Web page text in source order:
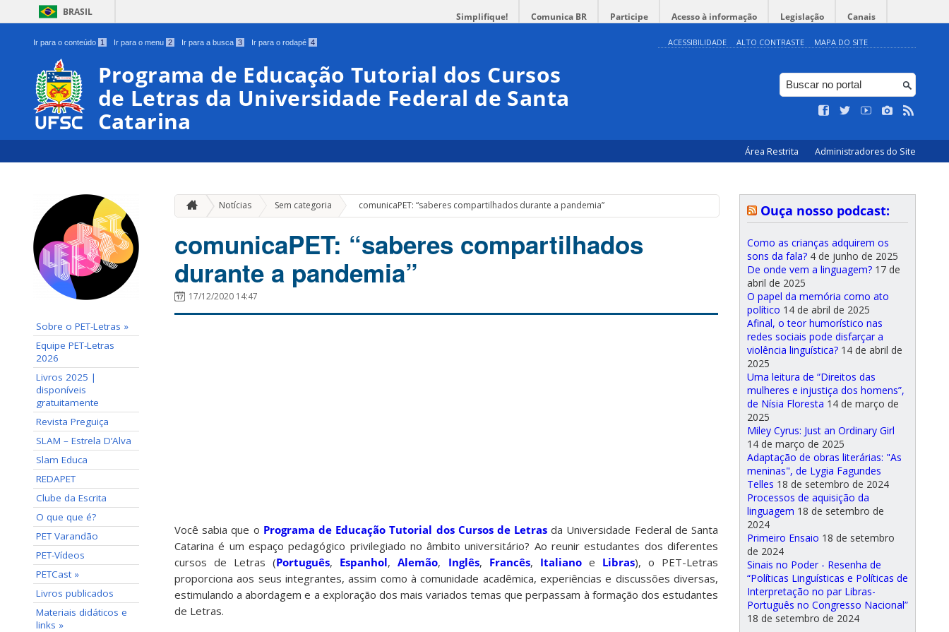
BRASIL Simplifique! Comunica BR Participe Acesso à informação Legislação Canais
Ir para o conteúdo 1 Ir para o menu 2 Ir para a busca 3 Ir para o rodapé 4 ACESSIBILIDADE ALTO CONTRASTE MAPA DO SITE
Programa de Educação Tutorial dos Cursos
de Letras da Universidade Federal de Santa
Catarina
Área Restrita Administradores do Site
Sobre o PET-Letras »
Equipe PET-Letras
2026
Livros 2025 |
disponíveis
gratuitamente
Revista Preguiça
SLAM – Estrela D’Alva
Slam Educa
REDAPET
Clube da Escrita
O que que é?
PET Varandão
PET-Vídeos
PETCast »
Livros publicados
Materiais didáticos e
links »
Notícias Sem categoria » comunicaPET: “saberes compartilhados durante a pandemia”
comunicaPET: “saberes compartilhados
durante a pandemia”
17/12/2020 14:47
Você sabia que o Programa de Educação Tutorial dos Cursos de Letras da Universidade Federal de Santa
Catarina é um espaço pedagógico privilegiado no âmbito universitário? Ao reunir estudantes dos diferentes
cursos de Letras (Português, Espanhol,Alemão, Inglês, Francês, Italianoe Libras), o PET-Letras
proporciona aos seus integrantes, assim como à comunidade acadêmica, experiências e discussões diversas,
estimulando a abordagem e a exploração dos mais variados temas que perpassam à formação dos estudantes
de Letras.
Ouça nosso podcast:
Como as crianças adquirem os
sons da fala? 4 de junho de 2025
De onde vem a linguagem? 17 de
abril de 2025
O papel da memória como ato
político 14 de abril de 2025
Afinal, o teor humorístico nas
redes sociais pode disfarçar a
violência linguística? 14 de abril de
2025
Uma leitura de “Direitos das
mulheres e injustiça dos homens”,
de Nísia Floresta 14 de março de
2025
Miley Cyrus: Just an Ordinary Girl
14 de março de 2025
Adaptação de obras literárias: "As
meninas", de Lygia Fagundes
Telles 18 de setembro de 2024
Processos de aquisição da
linguagem 18 de setembro de
2024
Primeiro Ensaio 18 de setembro
de 2024
Sinais no Poder - Resenha de
“Políticas Linguísticas e Políticas de
Interpretação no par Libras-
Português no Congresso Nacional”
18 de setembro de 2024